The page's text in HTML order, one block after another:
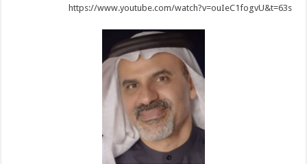
https://www.youtube.com/watch?v=ouIeC1fogvU&t=63s